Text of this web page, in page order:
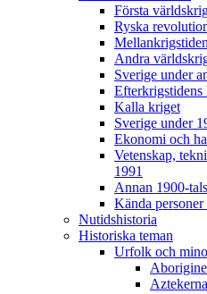
Första
Ryska
Mellankrigstiden
Andra
Sverige under
Kalla kriget
Sverige under
Ekonomi och
Vetenskap,
1991
Annan 1900-
Kända personer
Nutidshistoria
Historiska teman
Urfolk och